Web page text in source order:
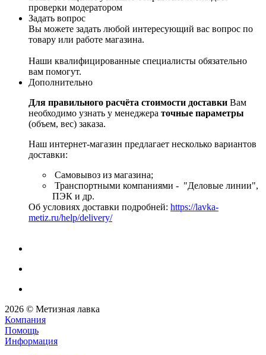
проверки модератором
Задать вопрос
Вы можете задать любой интересующий вас вопрос по
товару или работе магазина.
Наши квалифицированные специалисты обязательно
вам помогут.
Дополнительно
Для правильного расчёта стоимости доставки Вам
необходимо узнать у менеджера точные параметры
(объем, вес) заказа.
Наш интернет-магазин предлагает несколько вариантов
доставки:
Самовывоз из магазина;
Транспортными компаниями - "Деловые линии",
ПЭК и др.
Об условиях доставки подробней: https://lavka-
metiz.ru/help/delivery/
2026 © Метизная лавка
Компания
Помощь
Информация